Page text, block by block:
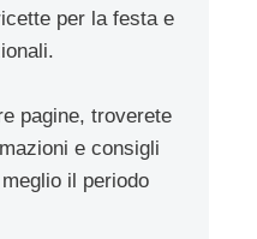
per la festa e
pagine, troverete
e consigli
il periodo